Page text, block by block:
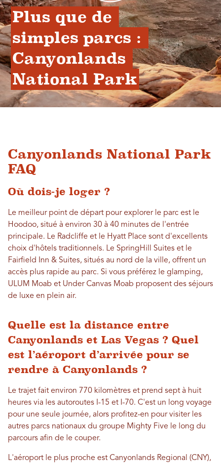
Plus que de
simples parcs :
Canyonlands
National Park
Canyonlands National Park
FAQ
Où dois-je loger ?
Le meilleur point de départ pour explorer le parc est le
Hoodoo, situé à environ 30 à 40 minutes de l'entrée
principale. Le Radcliffe et le Hyatt Place sont d'excellents
choix d'hôtels traditionnels. Le SpringHill Suites et le
Fairfield Inn & Suites, situés au nord de la ville, offrent un
accès plus rapide au parc. Si vous préférez le glamping,
ULUM Moab et Under Canvas Moab proposent des séjours
de luxe en plein air.
Quelle est la distance entre
Canyonlands et Las Vegas ? Quel
est l’aéroport d’arrivée pour se
rendre à Canyonlands ?
Le trajet fait environ 770 kilomètres et prend sept à huit
heures via les autoroutes I-15 et I-70. C'est un long voyage
pour une seule journée, alors profitez-en pour visiter les
autres parcs nationaux du groupe Mighty Five le long du
parcours afin de le couper.
L'aéroport le plus proche est Canyonlands Regional (CNY),